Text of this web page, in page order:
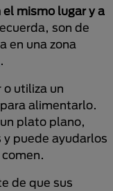
el mismo lugar y a
son de
en una zona
.
o utiliza un
para alimentarlo.
plato plano,
puede ayudarlos
de que sus